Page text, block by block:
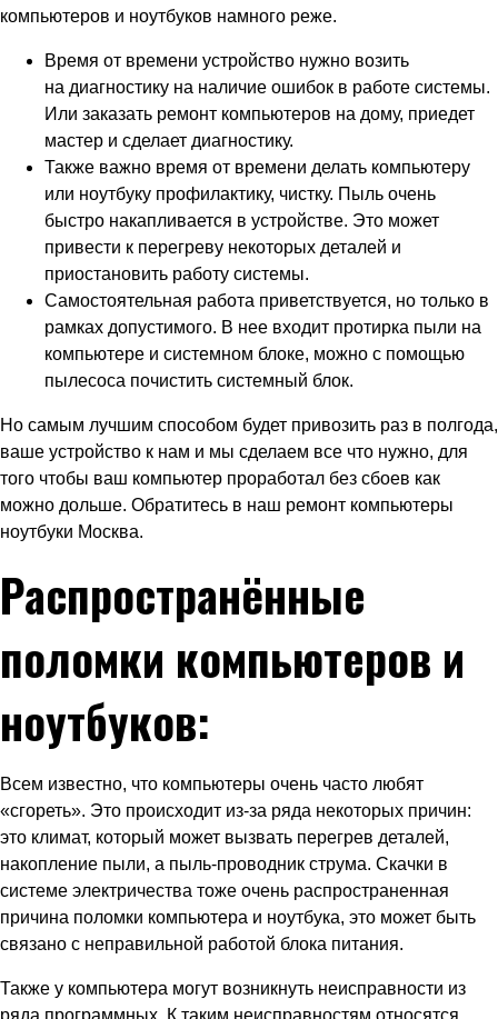
компьютеров и ноутбуков намного реже.
Время от времени устройство нужно возить
на диагностику на наличие ошибок в работе системы.
Или заказать ремонт компьютеров на дому, приедет
мастер и сделает диагностику.
Также важно время от времени делать компьютеру
или ноутбуку профилактику, чистку. Пыль очень
быстро накапливается в устройстве. Это может
привести к перегреву некоторых деталей и
приостановить работу системы.
Самостоятельная работа приветствуется, но только в
рамках допустимого. В нее входит протирка пыли на
компьютере и системном блоке, можно с помощью
пылесоса почистить системный блок.
Но самым лучшим способом будет привозить раз в полгода,
ваше устройство к нам и мы сделаем все что нужно, для
того чтобы ваш компьютер проработал без сбоев как
можно дольше. Обратитесь в наш ремонт компьютеры
ноутбуки Москва.
Распространённые
поломки компьютеров и
ноутбуков:
Всем известно, что компьютеры очень часто любят
«сгореть». Это происходит из-за ряда некоторых причин:
это климат, который может вызвать перегрев деталей,
накопление пыли, а пыль-проводник струма. Скачки в
системе электричества тоже очень распространенная
причина поломки компьютера и ноутбука, это может быть
связано с неправильной работой блока питания.
Также у компьютера могут возникнуть неисправности из
ряда программных. К таким неисправностям относятся